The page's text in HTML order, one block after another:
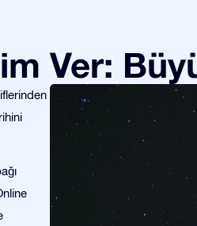
Ver: